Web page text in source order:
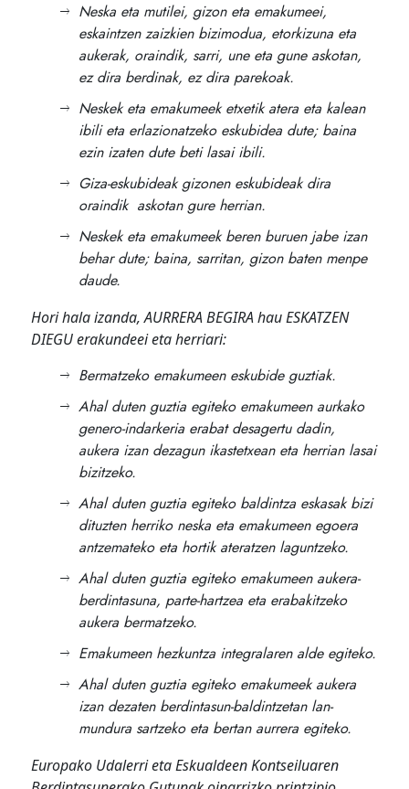
Neska eta mutilei, gizon eta emakumeei,
eskaintzen zaizkien bizimodua, etorkizuna eta
aukerak, oraindik, sarri, une eta gune askotan,
ez dira berdinak, ez dira parekoak.
Neskek eta emakumeek etxetik atera eta kalean
ibili eta erlazionatzeko eskubidea dute; baina
ezin izaten dute beti lasai ibili.
Giza-eskubideak gizonen eskubideak dira
oraindik askotan gure herrian.
Neskek eta emakumeek beren buruen jabe izan
behar dute; baina, sarritan, gizon baten menpe
daude.
Hori hala izanda, AURRERA BEGIRA hau ESKATZEN
DIEGU erakundeei eta herriari:
Bermatzeko emakumeen eskubide guztiak.
Ahal duten guztia egiteko emakumeen aurkako
genero-indarkeria erabat desagertu dadin,
aukera izan dezagun ikastetxean eta herrian lasai
bizitzeko.
Ahal duten guztia egiteko baldintza eskasak bizi
dituzten herriko neska eta emakumeen egoera
antzemateko eta hortik ateratzen laguntzeko.
Ahal duten guztia egiteko emakumeen aukera-
berdintasuna, parte-hartzea eta erabakitzeko
aukera bermatzeko.
Emakumeen hezkuntza integralaren alde egiteko.
Ahal duten guztia egiteko emakumeek aukera
izan dezaten berdintasun-baldintzetan lan-
mundura sartzeko eta bertan aurrera egiteko.
Europako Udalerri eta Eskualdeen Kontseiluaren